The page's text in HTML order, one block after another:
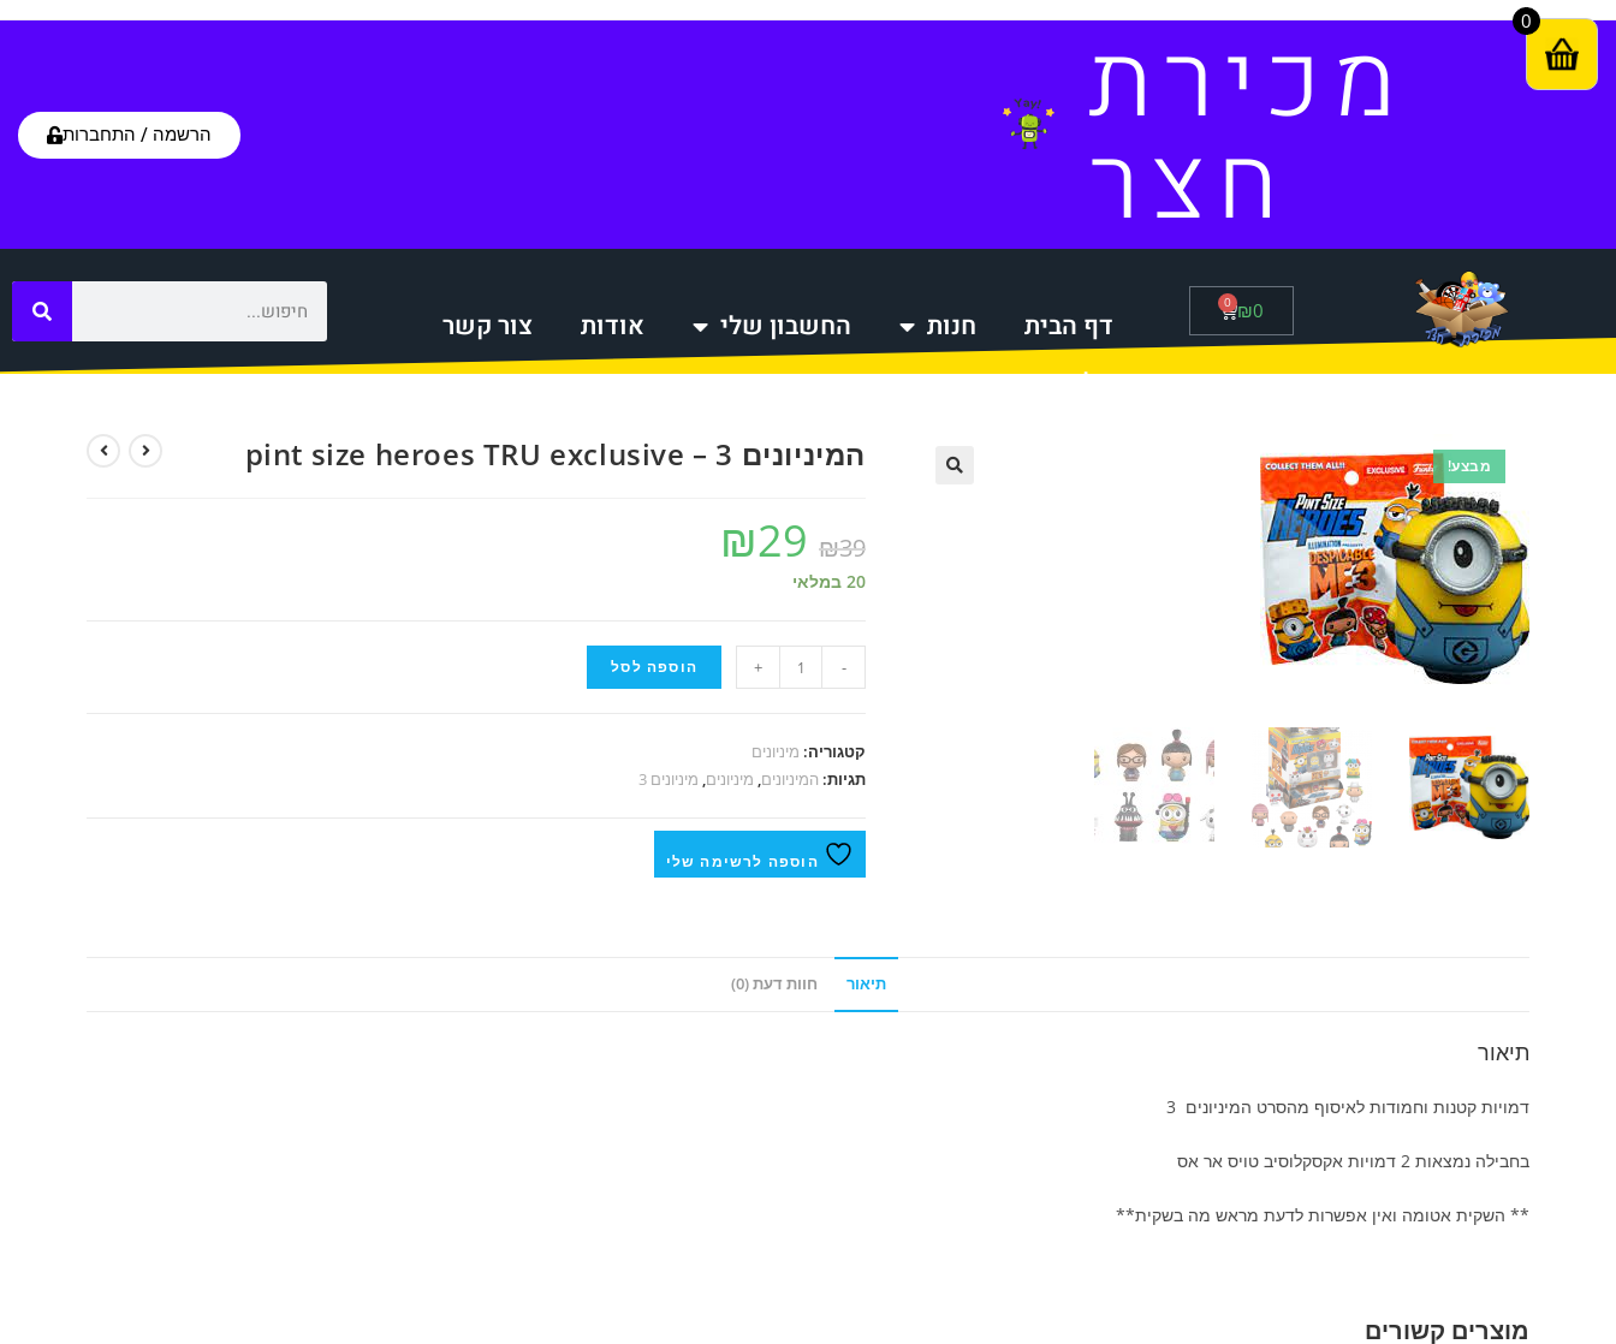
מכירת
חצר הרשמה / התחברות
₪0
0
דף הבית חנות החשבון שלי אודות
צור קשר
סל הקניות
מבצע! המיניונים 3 – pint size heroes TRU exclusive
₪39
₪29
20 במלאי
-
+ הוספה לסל
קטגוריה: מיניונים
תגיות: המיניונים, מיניונים, מיניונים 3
הוספה לרשימה שלי
תיאור חוות דעת (0)
תיאור
דמויות קטנות וחמודות לאיסוף מהסרט המיניונים 3
בחבילה נמצאות 2 דמויות אקסקלוסיב טויס אר אס
** השקית אטומה ואין אפשרות לדעת מראש מה בשקית**
מוצרים קשורים
0